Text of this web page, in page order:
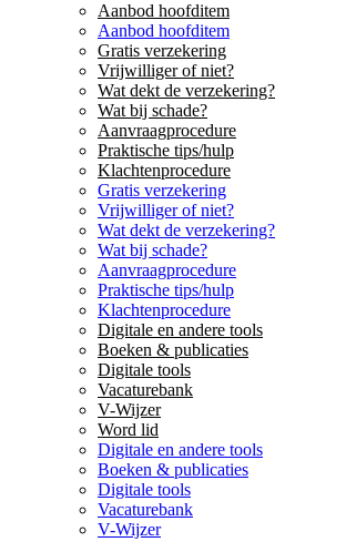
Aanbod hoofditem
Aanbod hoofditem
Gratis verzekering
Vrijwilliger of niet?
Wat dekt de verzekering?
Wat bij schade?
Aanvraagprocedure
Praktische tips/hulp
Klachtenprocedure
Gratis verzekering
Vrijwilliger of niet?
Wat dekt de verzekering?
Wat bij schade?
Aanvraagprocedure
Praktische tips/hulp
Klachtenprocedure
Digitale en andere tools
Boeken & publicaties
Digitale tools
Vacaturebank
V-Wijzer
Word lid
Digitale en andere tools
Boeken & publicaties
Digitale tools
Vacaturebank
V-Wijzer